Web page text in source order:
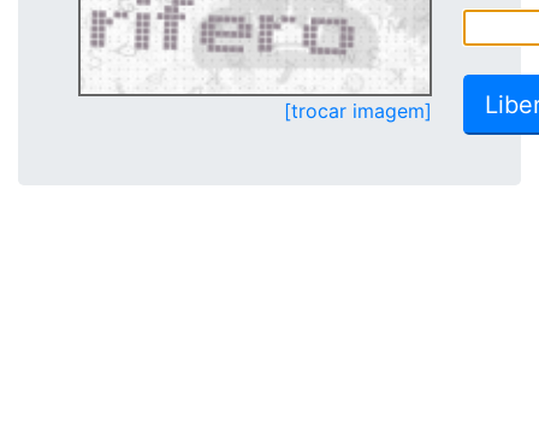
[trocar imagem]